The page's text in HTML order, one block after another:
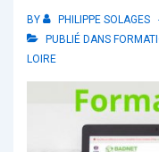
BY PHILIPPE SOLAGES
PUBLIÉ DANS
LOIRE